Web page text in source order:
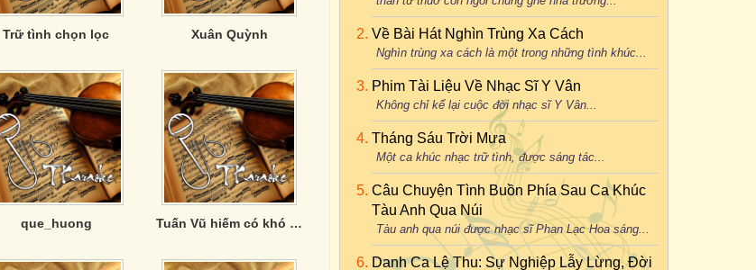
Trữ tình chọn lọc Xuân Quỳnh
que_huong Tuấn Vũ hiếm có khó tìm
Về Bài Hát Nghìn Trùng Xa Cách
Nghìn trùng xa cách là một trong những tình khúc...
Phim Tài Liệu Về Nhạc Sĩ Y Vân
Không chỉ kể lại cuộc đời nhạc sĩ Y Vân...
Tháng Sáu Trời Mưa
Một ca khúc nhạc trữ tình, được sáng tác...
Câu Chuyện Tình Buồn Phía Sau Ca Khúc
Tàu Anh Qua Núi
Tàu anh qua núi được nhạc sĩ Phan Lạc Hoa sáng...
Danh Ca Lệ Thu: Sự Nghiệp Lẫy Lừng, Đời